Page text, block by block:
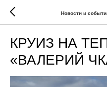
Новости и
КРУИЗ НА
«ВАЛЕРИЙ